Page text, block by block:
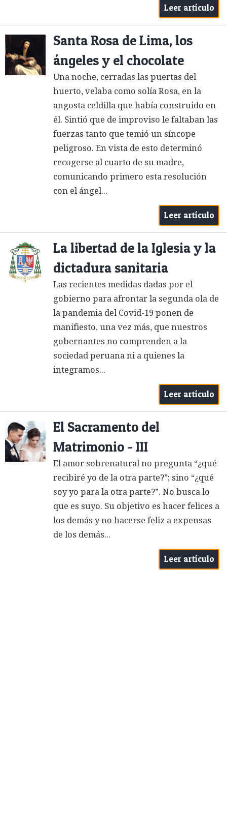
Leer artículo
Santa Rosa de Lima, los
ángeles y el chocolate
Una noche, cerradas las puertas del
huerto, velaba como solía Rosa, en la
angosta celdilla que había construido en
él. Sintió que de improviso le faltaban las
fuerzas tanto que temió un síncope
peligroso. En vista de esto determinó
recogerse al cuarto de su madre,
comunicando primero esta resolución
con el ángel...
Leer artículo
La libertad de la Iglesia y la
dictadura sanitaria
Las recientes medidas dadas por el
gobierno para afrontar la segunda ola de
la pandemia del Covid-19 ponen de
manifiesto, una vez más, que nuestros
gobernantes no comprenden a la
sociedad peruana ni a quienes la
integramos...
Leer artículo
El Sacramento del
Matrimonio - III
El amor sobrenatural no pregunta “¿qué
recibiré yo de la otra parte?”; sino “¿qué
soy yo para la otra parte?”. No busca lo
que es suyo. Su objetivo es hacer felices a
los demás y no hacerse feliz a expensas
de los demás...
Leer artículo